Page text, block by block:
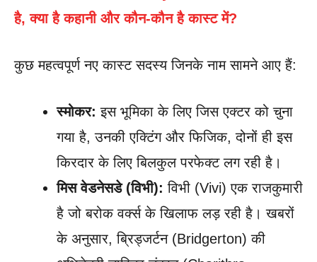
है, क्या है कहानी और कौन-कौन है कास्ट में?
कुछ महत्वपूर्ण नए कास्ट सदस्य जिनके नाम सामने आए हैं:
स्मोकर: इस भूमिका के लिए जिस एक्टर को चुना
गया है, उनकी एक्टिंग और फिजिक, दोनों ही इस
किरदार के लिए बिलकुल परफेक्ट लग रही है।
मिस वेडनेसडे (विभी): विभी (Vivi) एक राजकुमारी
है जो बरोक वर्क्स के खिलाफ लड़ रही है। खबरों
के अनुसार, ब्रिड्जर्टन (Bridgerton) की